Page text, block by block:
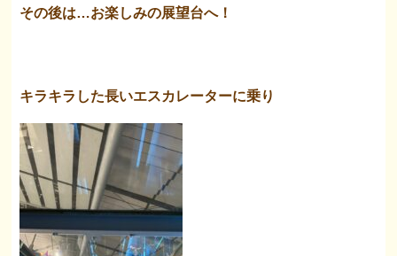
その後は…お楽しみの展望台へ！
キラキラした長いエスカレーターに乗り